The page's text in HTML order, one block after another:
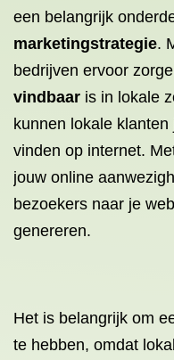
een belangrijk
marketingstrategie.
bedrijven ervoor
vindbaar is in lokale
kunnen lokale
vinden op internet.
jouw online
bezoekers naar je
genereren.
Het is belangrijk om
te hebben, omdat